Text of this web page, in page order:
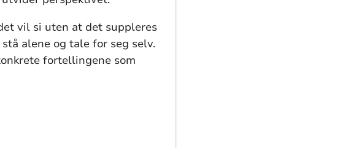
vil si uten at det suppleres
alene og tale for seg selv.
fortellingene som